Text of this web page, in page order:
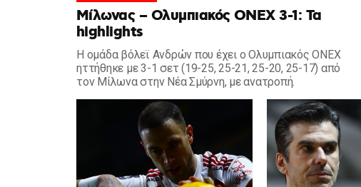
Μίλωνας – Ολυμπιακός ΟΝΕΧ 3-1: Τα
highlights
Η ομάδα βόλεϊ Ανδρών που έχει ο Ολυμπιακός ΟΝΕΧ
ηττήθηκε με 3-1 σετ (19-25, 25-21, 25-20, 25-17) από
τον Μίλωνα στην Νέα Σμύρνη, με ανατροπή.